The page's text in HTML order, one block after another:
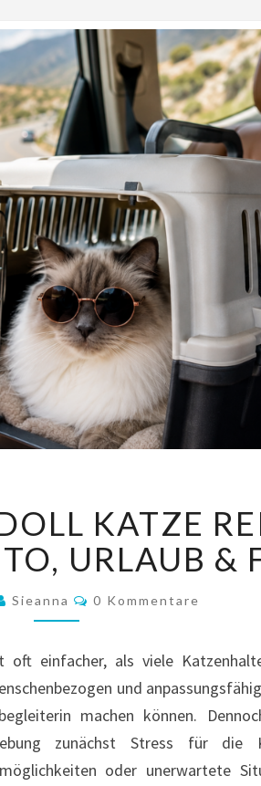
RAGDOLL
KATZE
TIPPS
AUTO,
URLAUB
FLUG
KATZE
URLAUB &
Sieanna Kommentare
0 Kommentare
einfacher, als viele
und
machen können.
zunächst Stress für die
oder unerwartete